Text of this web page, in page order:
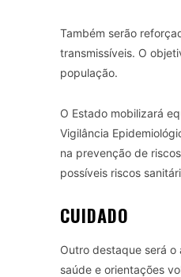
Também serão
transmissíveis. O
população.
O Estado mobilizará
Vigilância
na prevenção de
possíveis riscos
CUIDADO
Outro destaque será
saúde e orientações